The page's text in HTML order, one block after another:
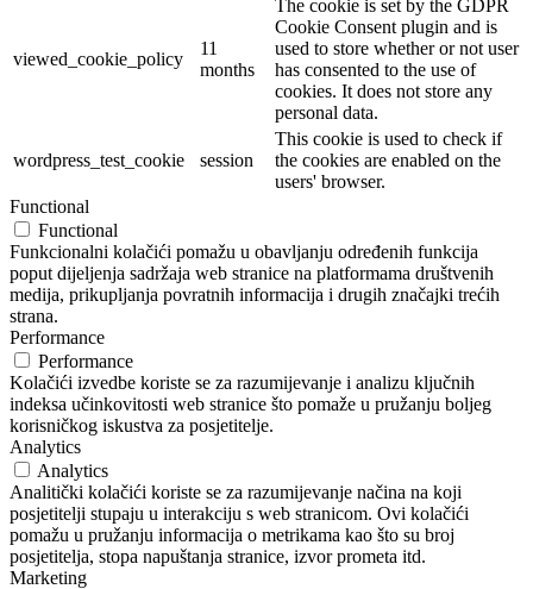
viewed_cookie_policy
11
months
The cookie is set by the GDPR
Cookie Consent plugin and is
used to store whether or not user
has consented to the use of
cookies. It does not store any
personal data.
wordpress_test_cookie session
This cookie is used to check if
the cookies are enabled on the
users' browser.
Functional
Functional
Funkcionalni kolačići pomažu u obavljanju određenih funkcija
poput dijeljenja sadržaja web stranice na platformama društvenih
medija, prikupljanja povratnih informacija i drugih značajki trećih
strana.
Performance
Performance
Kolačići izvedbe koriste se za razumijevanje i analizu ključnih
indeksa učinkovitosti web stranice što pomaže u pružanju boljeg
korisničkog iskustva za posjetitelje.
Analytics
Analytics
Analitički kolačići koriste se za razumijevanje načina na koji
posjetitelji stupaju u interakciju s web stranicom. Ovi kolačići
pomažu u pružanju informacija o metrikama kao što su broj
posjetitelja, stopa napuštanja stranice, izvor prometa itd.
Marketing